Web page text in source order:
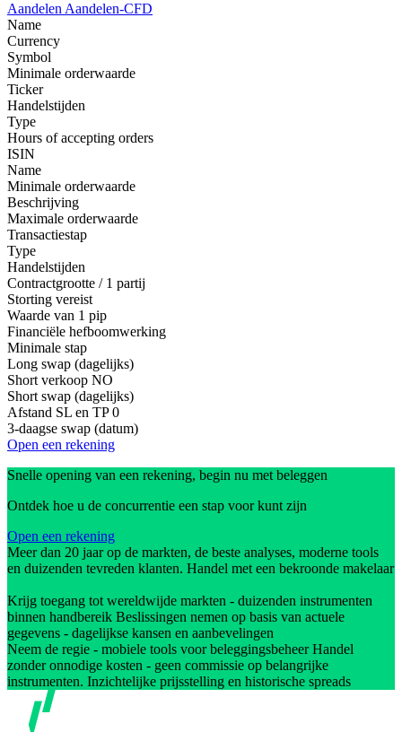
Aandelen Aandelen-CFD
Name
Currency
Symbol
Minimale orderwaarde
Ticker
Handelstijden
Type
Hours of accepting orders
ISIN
Name
Minimale orderwaarde
Beschrijving
Maximale orderwaarde
Transactiestap
Type
Handelstijden
Contractgrootte / 1 partij
Storting vereist
Waarde van 1 pip
Financiële hefboomwerking
Minimale stap
Long swap (dagelijks)
Short verkoop NO
Short swap (dagelijks)
Afstand SL en TP 0
3-daagse swap (datum)
Open een rekening
Snelle opening van een rekening, begin nu met beleggen
Ontdek hoe u de concurrentie een stap voor kunt zijn
Open een rekening
Meer dan 20 jaar op de markten, de beste analyses, moderne tools
en duizenden tevreden klanten. Handel met een bekroonde makelaar
Krijg toegang tot wereldwijde markten - duizenden instrumenten
binnen handbereik Beslissingen nemen op basis van actuele
gegevens - dagelijkse kansen en aanbevelingen
Neem de regie - mobiele tools voor beleggingsbeheer Handel
zonder onnodige kosten - geen commissie op belangrijke
instrumenten. Inzichtelijke prijsstelling en historische spreads